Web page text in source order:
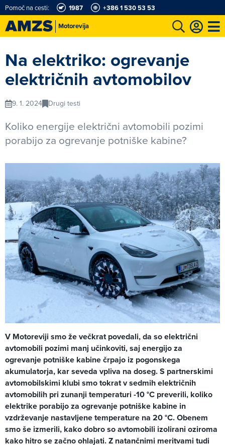
Motorevija
Pomoč na cesti: 1987 +386 1 530 53 53
Na elektriko: ogrevanje
električnih avtomobilov
9. 1. 2024 Drugi testi
Koliko energije električni avtomobili pozimi
porabijo za ogrevanje potniške kabine?
V Motoreviji smo že večkrat povedali, da so električni
avtomobili pozimi manj učinkoviti, saj energijo za
ogrevanje potniške kabine črpajo iz pogonskega
akumulatorja, kar seveda vpliva na doseg. S partnerskimi
avtomobilskimi klubi smo tokrat v sedmih električnih
avtomobilih pri zunanji temperaturi -10 °C preverili, koliko
elektrike porabijo za ogrevanje potniške kabine in
vzdrževanje nastavljene temperature na 20 °C. Obenem
smo še izmerili, kako dobro so avtomobili izolirani oziroma
kako hitro se začno ohlajati. Z natančnimi meritvami tudi